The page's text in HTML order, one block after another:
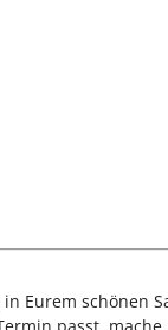
schönen